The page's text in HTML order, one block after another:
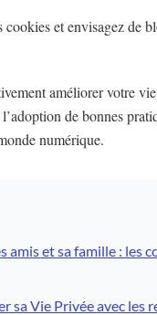
cookies et envisagez de
améliorer votre
de bonnes
numérique.
amis et sa famille : les
sa Vie Privée avec les